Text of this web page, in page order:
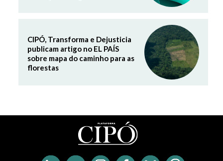
CIPÓ, Transforma e Dejusticia
publicam artigo no EL PAÍS
sobre mapa do caminho para as
florestas